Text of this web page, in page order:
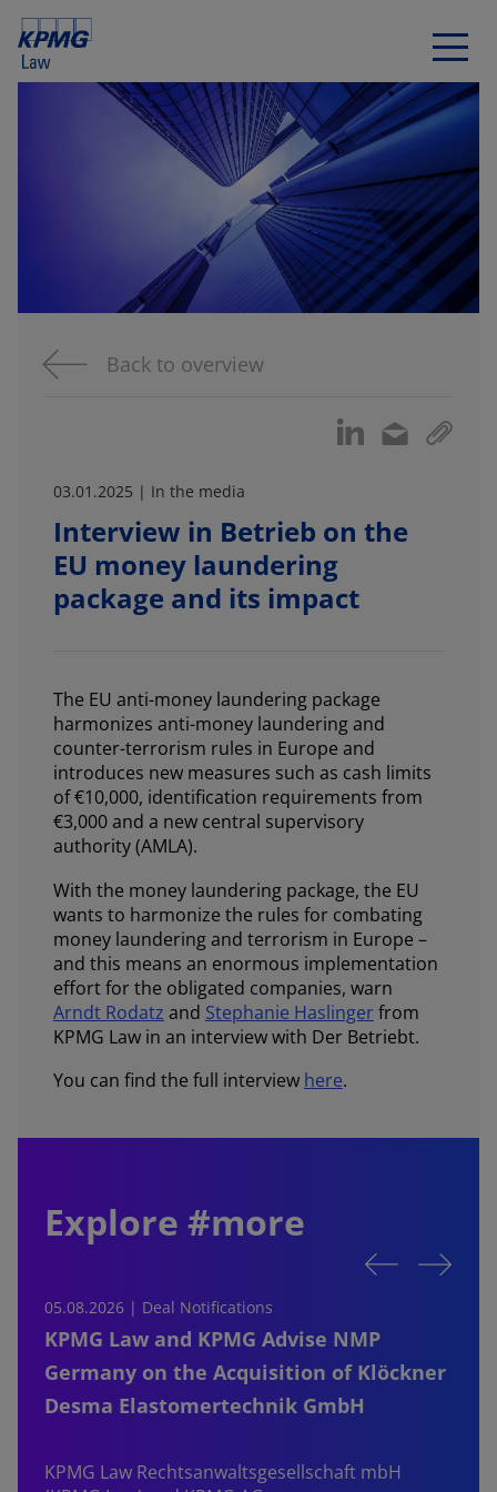
Back to overview
03.01.2025 | In the media
Interview in Betrieb on the
EU money laundering
package and its impact
The EU anti-money laundering package
harmonizes anti-money laundering and
counter-terrorism rules in Europe and
introduces new measures such as cash limits
of €10,000, identification requirements from
€3,000 and a new central supervisory
authority (AMLA).
With the money laundering package, the EU
wants to harmonize the rules for combating
money laundering and terrorism in Europe –
and this means an enormous implementation
effort for the obligated companies, warn
Arndt Rodatz and Stephanie Haslingerfrom
KPMG Law in an interview with Der Betriebt.
You can find the full interview here.
Explore #more
05.08.2026 | Deal Notifications
KPMG Law and KPMG Advise NMP
Germany on the Acquisition of Klöckner
Desma Elastomertechnik GmbH
KPMG Law Rechtsanwaltsgesellschaft mbH